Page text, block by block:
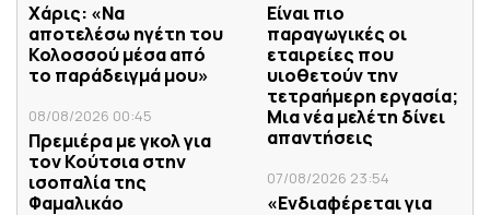
Χάρις: «Να
αποτελέσω ηγέτη του
Κολοσσού μέσα από
το παράδειγμά μου»
08/08/2026 00:45
Πρεμιέρα με γκολ για
τον Κούτσια στην
ισοπαλία της
Φαμαλικάο
Είναι πιο
παραγωγικές οι
εταιρείες που
υιοθετούν την
τετραήμερη εργασία;
Μια νέα μελέτη δίνει
απαντήσεις
07/08/2026 23:54
«Ενδιαφέρεται για